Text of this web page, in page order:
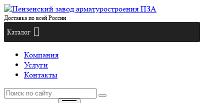
Доставка по всей России
Каталог
Компания
Услуги
Контакты